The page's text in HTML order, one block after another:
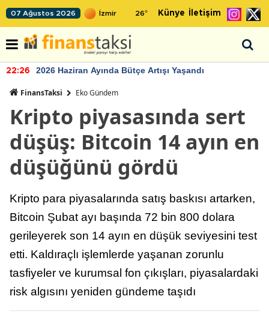
07 Ağustos 2026 26° Künye İletişim
22:26 2026 Haziran Ayında Bütçe Artışı Yaşandı
FinansTaksi Eko Gündem
Kripto piyasasında sert
düşüş: Bitcoin 14 ayın en
düşüğünü gördü
Kripto para piyasalarında satış baskısı artarken,
Bitcoin Şubat ayı başında 72 bin 800 dolara
gerileyerek son 14 ayın en düşük seviyesini test
etti. Kaldıraçlı işlemlerde yaşanan zorunlu
tasfiyeler ve kurumsal fon çıkışları, piyasalardaki
risk algısını yeniden gündeme taşıdı